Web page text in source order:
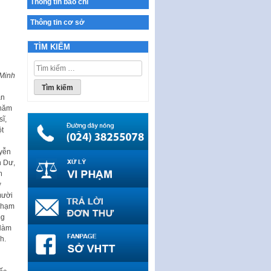
Dư,
Ban hành Chương trình hành
động của Chính phủ thực hiện
Nghị quyết số 02-NQ/TW ngày
17…
động hợp đồng theo Nghị định
số 111/2022/NĐ-CP ngày
30/12/2022 của Chính…
BTC của Bộ trưởng Bộ Tài…
Quy định về quản lý website
thương mại điện tử
Nghị quyết quy định điều kiện,
thủ tục tặng, thu hồi danh hiệu
"Công dân danh dự…
Nghị quyết quy định một số
khoa học, phát triển công…
Nghị quyết công bố Nghị quyết
Thông tin báo chí
Thông tin cơ sở
TÌM KIẾM
Tìm
kiếm
cho: